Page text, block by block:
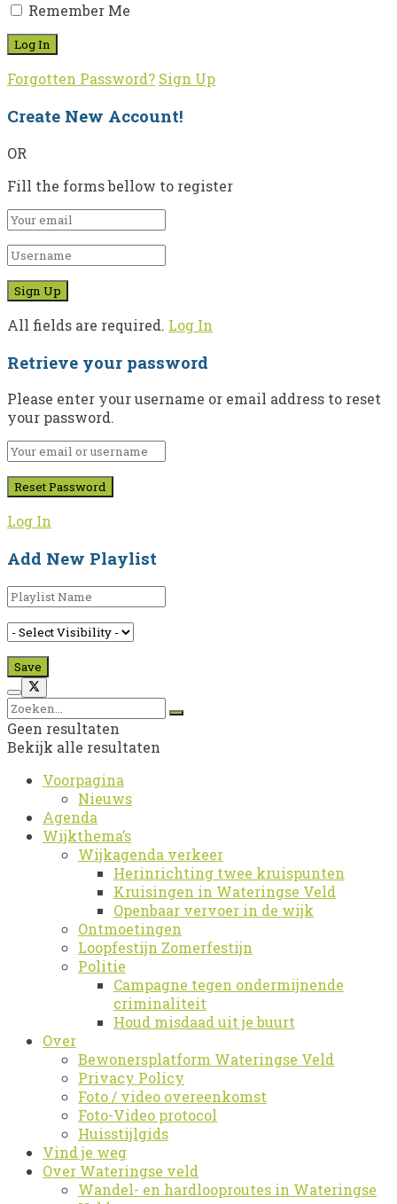
Remember Me
Forgotten Password? Sign Up
Create New Account!
OR
Fill the forms bellow to register
All fields are required. Log In
Retrieve your password
Please enter your username or email address to reset
your password.
Log In
Add New Playlist
Geen resultaten
Bekijk alle resultaten
Voorpagina
Nieuws
Agenda
Wijkthema’s
Wijkagenda verkeer
Herinrichting twee kruispunten
Kruisingen in Wateringse Veld
Openbaar vervoer in de wijk
Ontmoetingen
Loopfestijn Zomerfestijn
Politie
Campagne tegen ondermijnende
criminaliteit
Houd misdaad uit je buurt
Over
Bewonersplatform Wateringse Veld
Privacy Policy
Foto / video overeenkomst
Foto-Video protocol
Huisstijlgids
Vind je weg
Over Wateringse veld
Wandel- en hardlooproutes in Wateringse